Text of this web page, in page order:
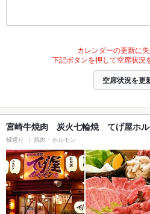
カレンダーの更新に失
下記ボタンを押して空席状況
空席状況を更
宮崎牛焼肉 炭火七輪焼 てげ屋ホ
橘通り 焼肉・ホルモン